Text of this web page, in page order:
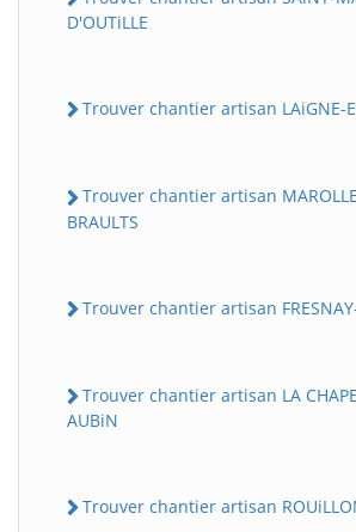
D'OUTiLLE
Trouver chantier artisan LAiGNE-
Trouver chantier artisan
BRAULTS
Trouver chantier artisan FRESNAY-
Trouver chantier artisan LA
AUBiN
Trouver chantier artisan